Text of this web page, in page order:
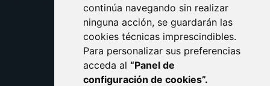
continúa navegando sin realizar
ninguna acción, se guardarán las
cookies técnicas imprescindibles.
Para personalizar sus preferencias
acceda al “Panel de
configuración de cookies”.
ACCESIBILIDAD
ENLACE EXTERNO AL